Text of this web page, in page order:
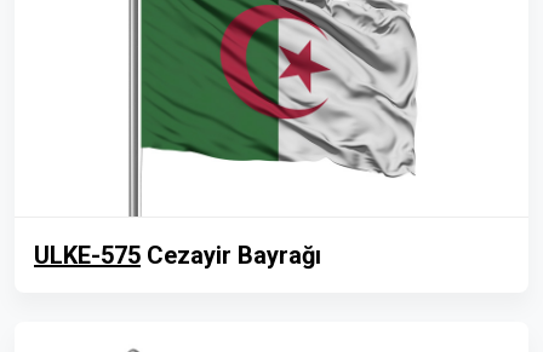
ULKE-575 Cezayir Bayrağı